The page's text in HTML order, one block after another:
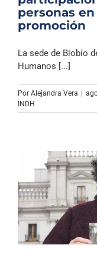
personas
promoción
La sede de Biobío
Humanos [...]
Por Alejandra Vera |
INDH